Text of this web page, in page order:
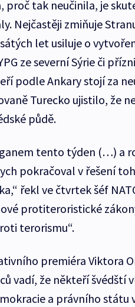
tak neučinila, je
Nejčastěji zmiňuje
let usiluje o
ze severní Sýrie či
podle Ankary stojí za
Turecko ujistilo, že
půdě.
tento týden (…) a
pokračoval v řešení
řekl ve čtvrtek šéf
protiteroristické
terorismu“.
premiéra Viktora
vadí, že někteří švédští
a právního státu